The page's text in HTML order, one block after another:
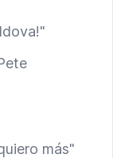
más"